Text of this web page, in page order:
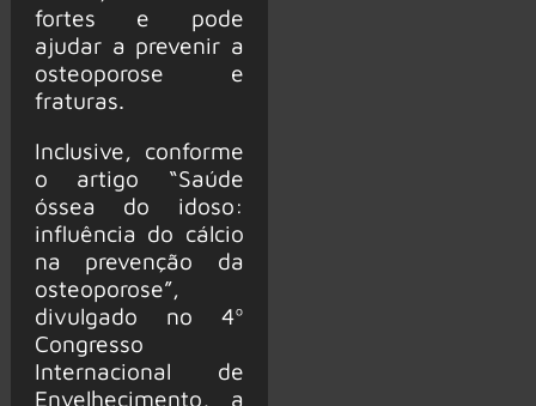
fortes e pode
ajudar a prevenir a
osteoporose e
fraturas.
Inclusive, conforme
o artigo “Saúde
óssea do idoso:
influência do cálcio
na prevenção da
osteoporose”,
divulgado no 4º
Congresso
Internacional de
Envelhecimento, a